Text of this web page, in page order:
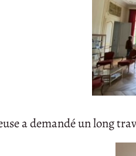
a demandé un long